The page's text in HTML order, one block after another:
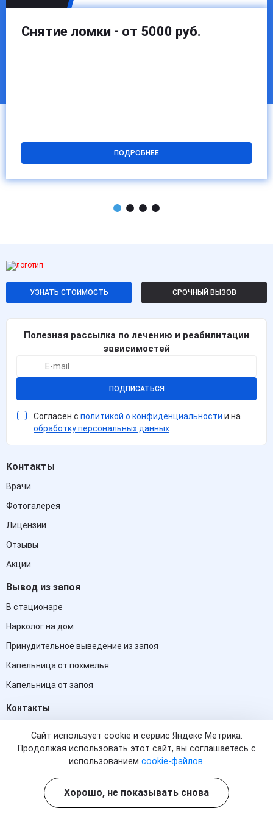
Снятие ломки - от 5000 руб.
ПОДРОБНЕЕ
УЗНАТЬ СТОИМОСТЬ СРОЧНЫЙ ВЫЗОВ
Полезная рассылка по лечению и реабилитации
зависимостей
ПОДПИСАТЬСЯ
Согласен с политикой о конфиденциальности и на
обработку персональных данных
Контакты
Врачи
Фотогалерея
Лицензии
Отзывы
Акции
Вывод из запоя
В стационаре
Нарколог на дом
Принудительное выведение из запоя
Капельница от похмелья
Капельница от запоя
Контакты
+7 (861) 217-66-26
(информационная служба)
info@med-ug.clinic
Сайт использует cookie и сервис Яндекс Метрика.
Продолжая использовать этот сайт, вы соглашаетесь с
использованием cookie-файлов.
Хорошо, не показывать снова